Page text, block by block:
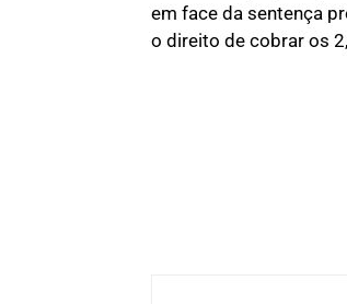
em face da sentença
o direito de cobrar os